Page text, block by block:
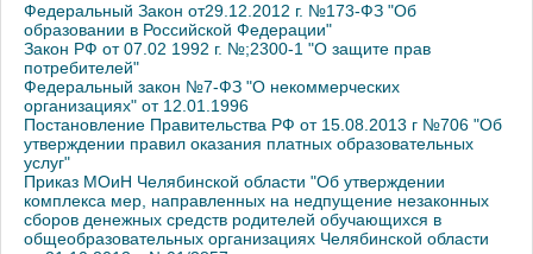
Федеральный Закон от29.12.2012 г. №173-ФЗ "Об
образовании в Российской Федерации"
Закон РФ от 07.02 1992 г. №;2300-1 "О защите прав
потребителей"
Федеральный закон №7-ФЗ "О некоммерческих
организациях" от 12.01.1996
Постановление Правительства РФ от 15.08.2013 г №706 "Об
утверждении правил оказания платных образовательных
услуг"
Приказ МОиН Челябинской области "Об утверждении
комплекса мер, направленных на недпущение незаконных
сборов денежных средств родителей обучающихся в
общеобразовательных организациях Челябинской области